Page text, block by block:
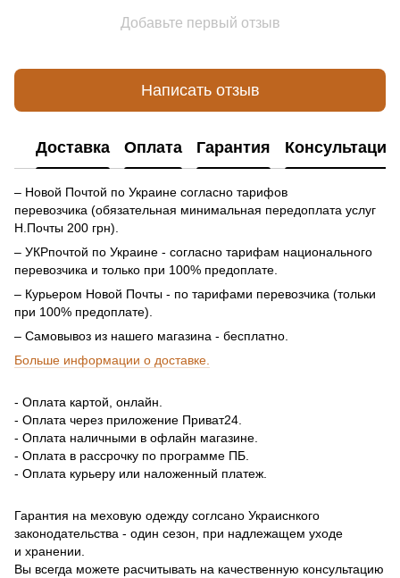
Добавьте первый отзыв
Написать отзыв
Доставка Оплата Гарантия Консультация
– Новой Почтой по Украине согласно тарифов
перевозчика (обязательная минимальная передоплата услуг
Н.Почты 200 грн).
– УКРпочтой по Украине - согласно тарифам национального
перевозчика и только при 100% предоплате.
– Курьером Новой Почты - по тарифами перевозчика (тольки
при 100% предоплате).
– Самовывоз из нашего магазина - бесплатно.
Больше информации о доставке.
- Оплата картой, онлайн.
- Оплата через приложение Приват24.
- Оплата наличными в офлайн магазине.
- Оплата в рассрочку по программе ПБ.
- Оплата курьеру или наложенный платеж.
Гарантия на меховую одежду соглсано Украиснкого
законодательства - один сезон, при надлежащем уходе
и хранении.
Вы всегда можете расчитывать на качественную консультацию